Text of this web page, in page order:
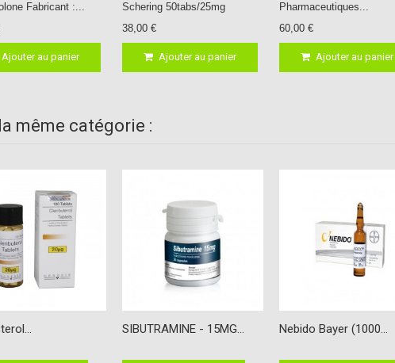
Fabricant :...
Ajouter au panier
Schering 50tabs/25mg
38,00 €
Ajouter au panier
Pharmaceutiques...
60,00 €
Ajouter au panier
même catégorie :
SIBUTRAMINE - 15MG... Nebido Bayer (1000...